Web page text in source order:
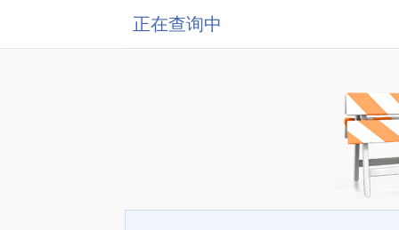
正在查询中